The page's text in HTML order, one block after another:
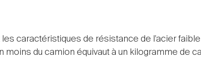
caractéristiques de résistance de l’acier
du camion équivaut à un kilogramme de